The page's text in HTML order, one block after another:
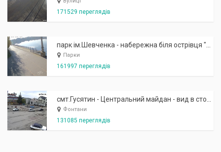
171529 переглядів
парк ім.Шевченка - набережна біля острівця "Закоханих"
Парки
161997 переглядів
смт.Гусятин - Центральний майдан - вид в сторону фонтану
Фонтани
131085 переглядів